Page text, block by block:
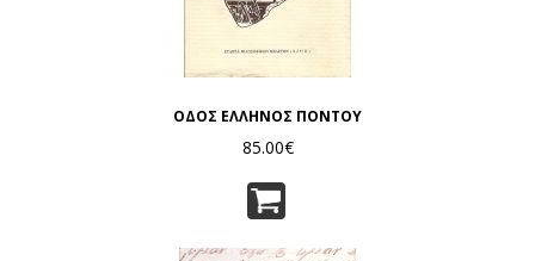
ΟΔΟΣ ΕΛΛΗΝΟΣ ΠΟΝΤΟΥ
85.00€